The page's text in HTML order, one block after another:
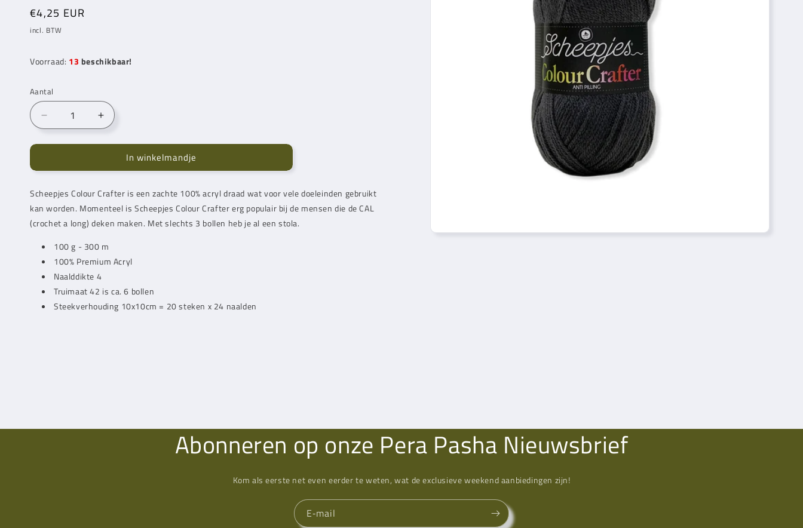
Normale
prijs
€4,25 EUR
incl. BTW
Voorraad: 13 beschikbaar!
Aantal
Aantal
verlagen
voor
Colour
Pollare
(2018)
Aantal
verhogen
voor
Scheepjes
Colour
Pollare
(2018)
In winkelmandje
Scheepjes Colour Crafter is een zachte 100% acryl draad wat voor vele doeleinden gebruikt
kan worden. Momenteel is Scheepjes Colour Crafter erg populair bij de mensen die de CAL
(crochet a long) deken maken. Met slechts 3 bollen heb je al een stola.
100 g - 300 m
100% Premium Acryl
Naalddikte 4
Truimaat 42 is ca. 6 bollen
Steekverhouding 10x10cm = 20 steken x 24 naalden
Abonneren op onze Pera Pasha Nieuwsbrief
Kom als eerste net even eerder te weten, wat de exclusieve weekend aanbiedingen zijn!
E‑mail